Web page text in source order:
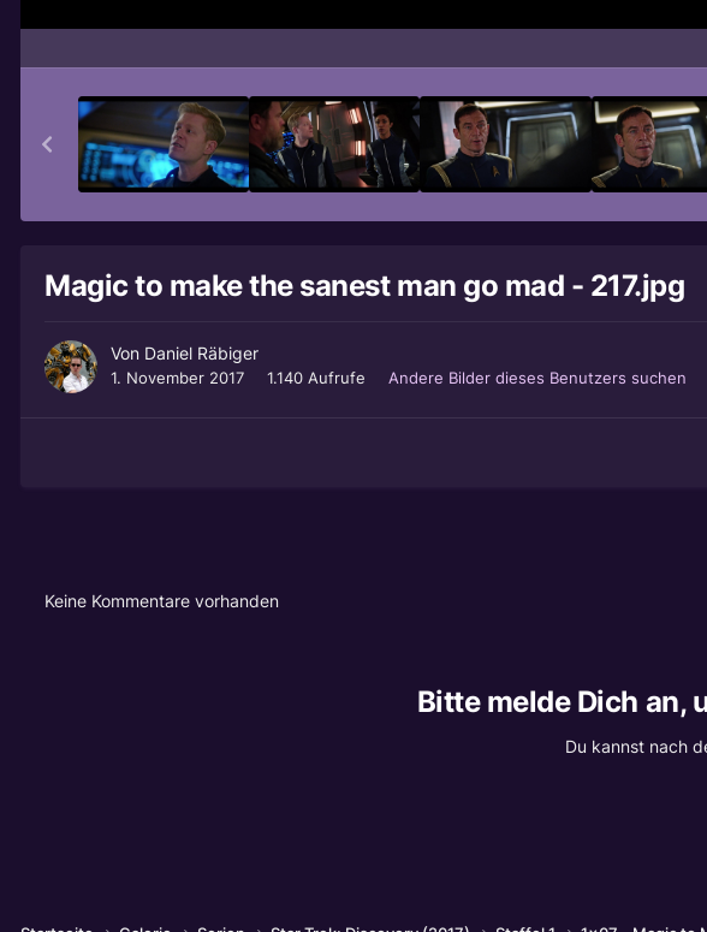
Magic to make the sanest man go mad - 217.jpg
Von Daniel Räbiger
1. November 2017 1.140 Aufrufe Andere Bilder dieses Benutzers suchen
Keine Kommentare vorhanden
Bitte melde Dich an,
Du kannst nach